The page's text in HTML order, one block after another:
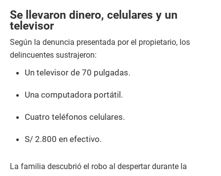
Se llevaron dinero, celulares y un
televisor
Según la denuncia presentada por el propietario, los
delincuentes sustrajeron:
Un televisor de 70 pulgadas.
Una computadora portátil.
Cuatro teléfonos celulares.
S/ 2.800 en efectivo.
La familia descubrió el robo al despertar durante la